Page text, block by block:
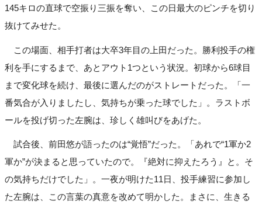
145キロの直球で空振り三振を奪い、この日最大のピンチを切り
抜けてみせた。
この場面、相手打者は大卒3年目の上田だった。勝利投手の権
利を手にするまで、あとアウト1つという状況。初球から6球目
まで変化球を続け、最後に選んだのがストレートだった。「一
番気合が入りましたし、気持ちが乗った球でした」。ラストボ
ールを投げ切った左腕は、珍しく雄叫びをあげた。
試合後、前田悠が語ったのは“覚悟”だった。「あれで“1軍か2
軍か”が決まると思っていたので。『絶対に抑えたろう』と。そ
の気持ちだけでした」。一夜が明けた11日、投手練習に参加し
た左腕は、この言葉の真意を改めて明かした。まさに、生きる